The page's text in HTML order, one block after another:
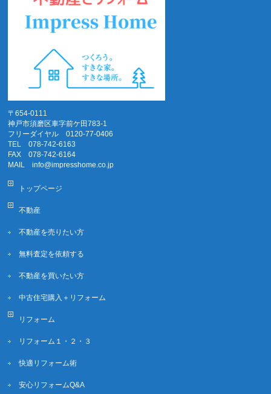
〒654-0111
神戸市須磨区車字前ケ田783-1
フリーダイヤル 0120-77-0406
TEL 078-742-6163
FAX 078-742-6164
MAIL info@impresshome.co.jp
トップページ
不動産
不動産を売りたい方
無料査定を依頼する
不動産を買いたい方
中古住宅購入＋リフォーム
リフォーム
リフォーム１・２・３
快適リフォーム術
安心リフォームQ&A